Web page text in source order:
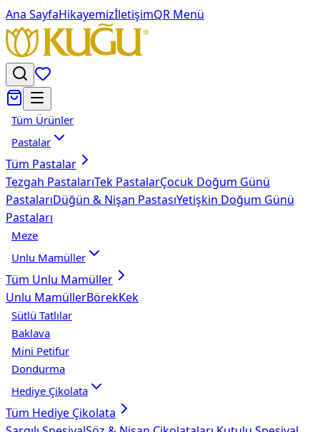
Ana SayfaHikayemizİletişimQR Menü
Tüm Ürünler
Pastalar
Tüm Pastalar
Tezgah PastalarıTek PastalarÇocuk Doğum Günü
PastalarıDüğün & Nişan PastasıYetişkin Doğum Günü
Pastaları
Meze
Unlu Mamüller
Tüm Unlu Mamüller
Unlu MamüllerBörekKek
Sütlü Tatlılar
Baklava
Mini Petifur
Dondurma
Hediye Çikolata
Tüm Hediye Çikolata